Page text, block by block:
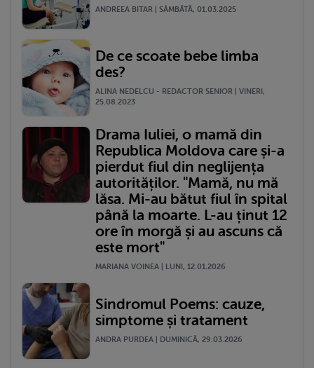
ANDREEA BITAR | SÂMBĂTĂ, 01.03.2025
De ce scoate bebe limba
des?
ALINA NEDELCU - REDACTOR SENIOR | VINERI,
25.08.2023
Drama Iuliei, o mamă din
Republica Moldova care și-a
pierdut fiul din neglijența
autorităților. "Mamă, nu mă
lăsa. Mi-au bătut fiul în spital
până la moarte. L-au ținut 12
ore în morgă și au ascuns că
este mort"
MARIANA VOINEA | LUNI, 12.01.2026
Sindromul Poems: cauze,
simptome și tratament
ANDRA PURDEA | DUMINICĂ, 29.03.2026